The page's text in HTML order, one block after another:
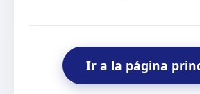
Ir a la página